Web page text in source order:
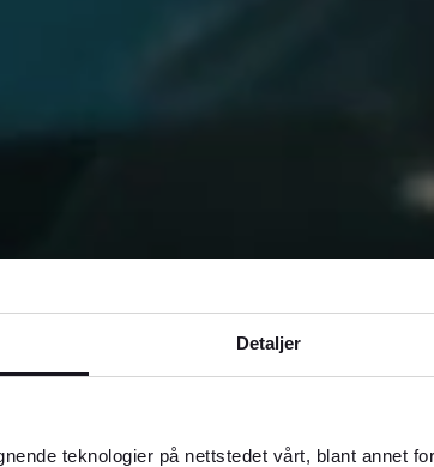
Detaljer
teknologier på nettstedet vårt, blant annet